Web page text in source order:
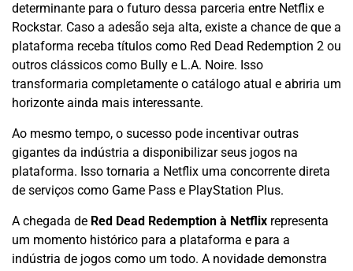
determinante para o futuro dessa parceria entre Netflix e
Rockstar. Caso a adesão seja alta, existe a chance de que a
plataforma receba títulos como Red Dead Redemption 2 ou
outros clássicos como Bully e L.A. Noire. Isso
transformaria completamente o catálogo atual e abriria um
horizonte ainda mais interessante.
Ao mesmo tempo, o sucesso pode incentivar outras
gigantes da indústria a disponibilizar seus jogos na
plataforma. Isso tornaria a Netflix uma concorrente direta
de serviços como Game Pass e PlayStation Plus.
A chegada de Red Dead Redemption à Netflix representa
um momento histórico para a plataforma e para a
indústria de jogos como um todo. A novidade demonstra